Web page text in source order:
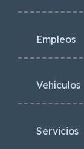
Empleos
Vehículos
Servicios